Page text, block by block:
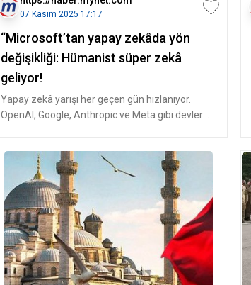
07 Kasım 2025 17:17
“Microsoft’tan yapay zekâda yön
değişikliği: Hümanist süper zekâ
geliyor!
Yapay zekâ yarışı her geçen gün hızlanıyor.
OpenAI, Google, Anthropic ve Meta gibi devler